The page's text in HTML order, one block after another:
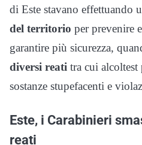
di Este stavano effettuando
del territorio per prevenire
garantire più sicurezza,
diversi reati tra cui alcoltest
sostanze stupefacenti e
Este, i Carabinieri
reati